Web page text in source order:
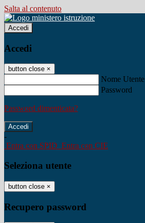
Salta al contenuto
Accedi
Accedi
button close ×
Nome Utente
Password
Password dimenticata?
-
Entra con SPID Entra con CIE
Seleziona utente
button close ×
Recupero password